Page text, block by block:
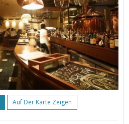
Auf Der Karte Zeigen